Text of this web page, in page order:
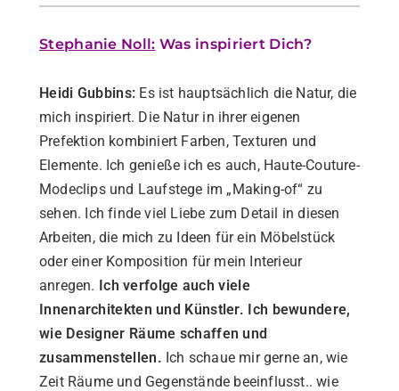
Stephanie Noll: Was inspiriert Dich?
Heidi Gubbins: Es ist hauptsächlich die Natur, die
mich inspiriert. Die Natur in ihrer eigenen
Prefektion kombiniert Farben, Texturen und
Elemente. Ich genieße ich es auch, Haute-Couture-
Modeclips und Laufstege im „Making-of“ zu
sehen. Ich finde viel Liebe zum Detail in diesen
Arbeiten, die mich zu Ideen für ein Möbelstück
oder einer Komposition für mein Interieur
anregen. Ich verfolge auch viele
Innenarchitekten und Künstler. Ich bewundere,
wie Designer Räume schaffen und
zusammenstellen. Ich schaue mir gerne an, wie
Zeit Räume und Gegenstände beeinflusst.. wie